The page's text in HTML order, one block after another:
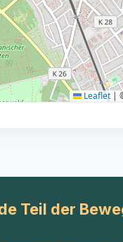
Leaflet |
Teil der